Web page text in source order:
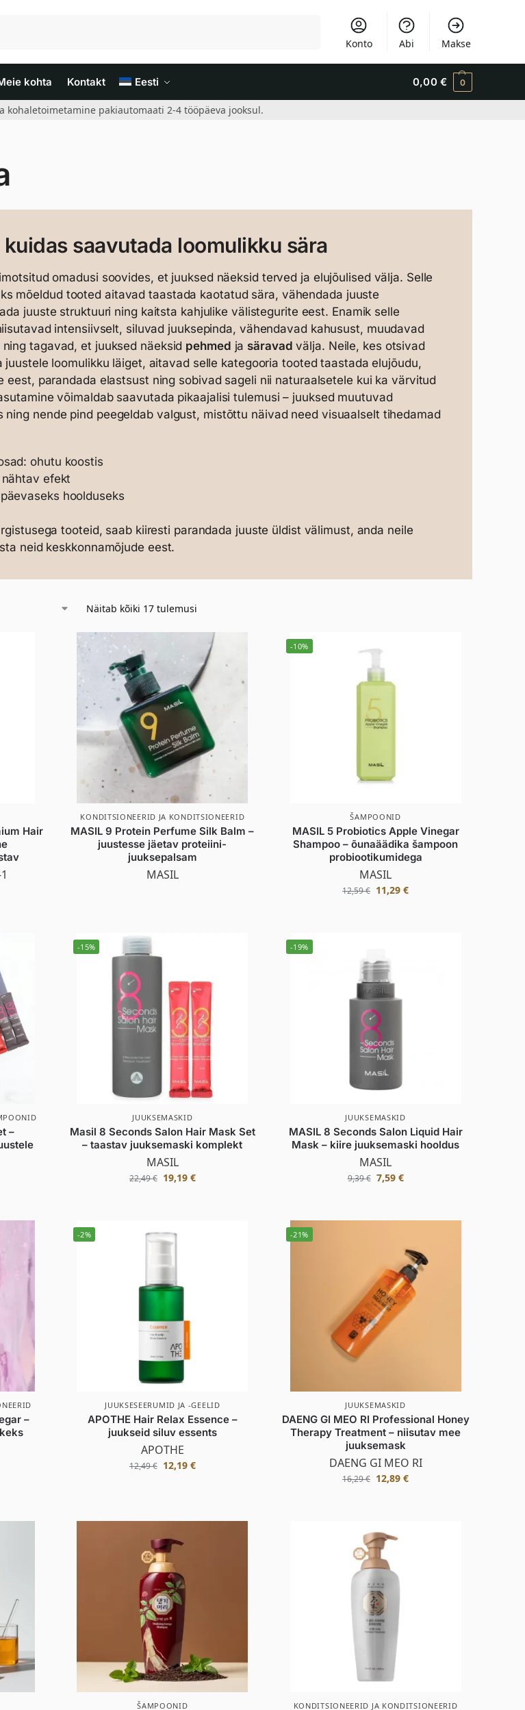
Konto Abi Makse
kohta Kontakt Eesti 0,00 € 0
kohaletoimetamine pakiautomaati 2-4 tööpäeva jooksul.
saavutada loomulikku sära
omadusi soovides, et juuksed näeksid terved ja elujõulised välja. Selle
mõeldud tooted aitavad taastada kaotatud sära, vähendada juuste
juuste struktuuri ning kaitsta kahjulike välistegurite eest. Enamik selle
intensiivselt, siluvad juuksepinda, vähendavad kahusust, muudavad
tagavad, et juuksed näeksid pehmed ja säravad välja. Neile, kes otsivad
juustele loomulikku läiget, aitavad selle kategooria tooted taastada elujõudu,
eest, parandada elastsust ning sobivad sageli nii naturaalsetele kui ka värvitud
võimaldab saavutada pikaajalisi tulemusi – juuksed muutuvad
ning nende pind peegeldab valgust, mistõttu näivad need visuaalselt tihedamad
ohutu koostis
efekt
hoolduseks
tooteid, saab kiiresti parandada juuste üldist välimust, anda neile
neid keskkonnamõjude eest.
Näitab kõiki 17 tulemusi
Hair
KONDITSIONEERID JA KONDITSIONEERID
MASIL 9 Protein Perfume Silk Balm –
juustesse jäetav proteiini-
juuksepalsam
MASIL
-10%
ŠAMPOONID
MASIL 5 Probiotics Apple Vinegar
Shampoo – õunaäädika šampoon
probiootikumidega
MASIL
12,59€ 11,29€
–
-15%
JUUKSEMASKID
Masil 8 Seconds Salon Hair Mask Set
– taastav juuksemaski komplekt
MASIL
22,49€ 19,19 €
-19%
JUUKSEMASKID
MASIL 8 Seconds Salon Liquid Hair
Mask – kiire juuksemaski hooldus
MASIL
9,39€ 7,59 €
–
-2%
JUUKSESEERUMID JA -GEELID
APOTHE Hair Relax Essence –
juukseid siluv essents
APOTHE
12,49€ 12,19 €
-21%
JUUKSEMASKID
DAENG GI MEO RI Professional Honey
Therapy Treatment – niisutav mee
juuksemask
DAENG GI MEO RI
16,29€ 12,89€
ŠAMPOONID KONDITSIONEERID JA KONDITSIONEERID